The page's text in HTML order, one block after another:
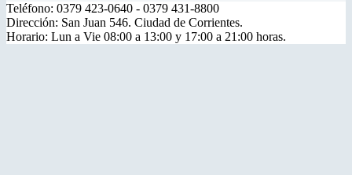
Teléfono: 0379 423-0640 - 0379 431-8800
Dirección: San Juan 546. Ciudad de Corrientes.
Horario: Lun a Vie 08:00 a 13:00 y 17:00 a 21:00 horas.